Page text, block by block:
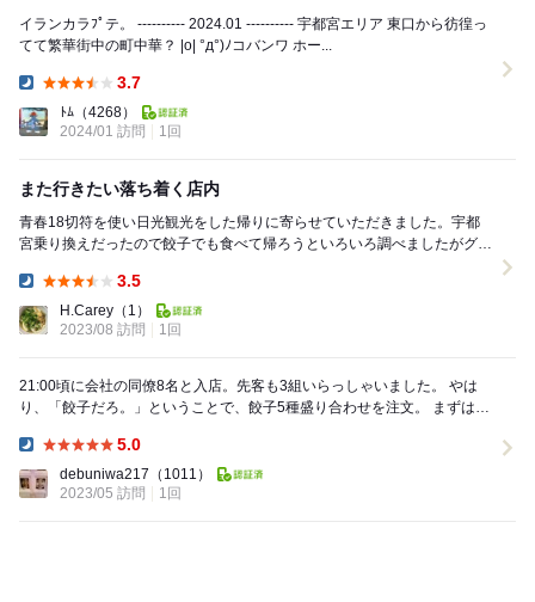
イランカラﾌﾟテ。 ---------- 2024.01 ---------- 宇都宮エリア 東口から彷徨っ
てて繁華街中の町中華？ |o| °д°)ﾉコバンワ ホー...
3.7
ﾄﾑ （4268）
2024/01 訪問
1回
また行きたい落ち着く店内
青春18切符を使い日光観光をした帰りに寄らせていただきました。宇都
宮乗り換えだったので餃子でも食べて帰ろうといろいろ調べましたがグッ
3.5
H.Carey （1）
2023/08 訪問
1回
21:00頃に会社の同僚8名と入店。先客も3組いらっしゃいました。 やは
り、「餃子だろ。」ということで、餃子5種盛り合わせを注文。 まずは、
5.0
debuniwa217 （1011）
2023/05 訪問
1回